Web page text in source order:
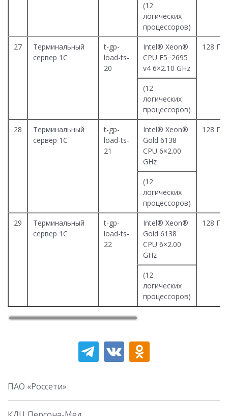
(12
логических
процессоров)
27
Терминальный
сервер 1С
t-gp-
load-ts-
20
Intel® Xeon®
CPU E5−2695
v4 6×2.10 GHz
128 Гб
(12
логических
процессоров)
28
Терминальный
сервер 1С
t-gp-
load-ts-
21
Intel® Xeon®
Gold 6138
CPU 6×2.00
GHz
128 Гб
(12
логических
процессоров)
29
Терминальный
сервер 1С
t-gp-
load-ts-
22
Intel® Xeon®
Gold 6138
CPU 6×2.00
GHz
128 Гб
(12
логических
процессоров)
ПАО «Россети»